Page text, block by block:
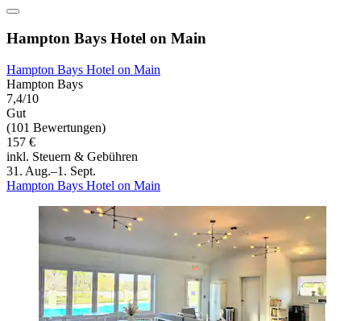
Hampton Bays Hotel on Main
Hampton Bays Hotel on Main
Hampton Bays
7,4/10
Gut
(101 Bewertungen)
157 €
inkl. Steuern & Gebühren
31. Aug.–1. Sept.
Hampton Bays Hotel on Main